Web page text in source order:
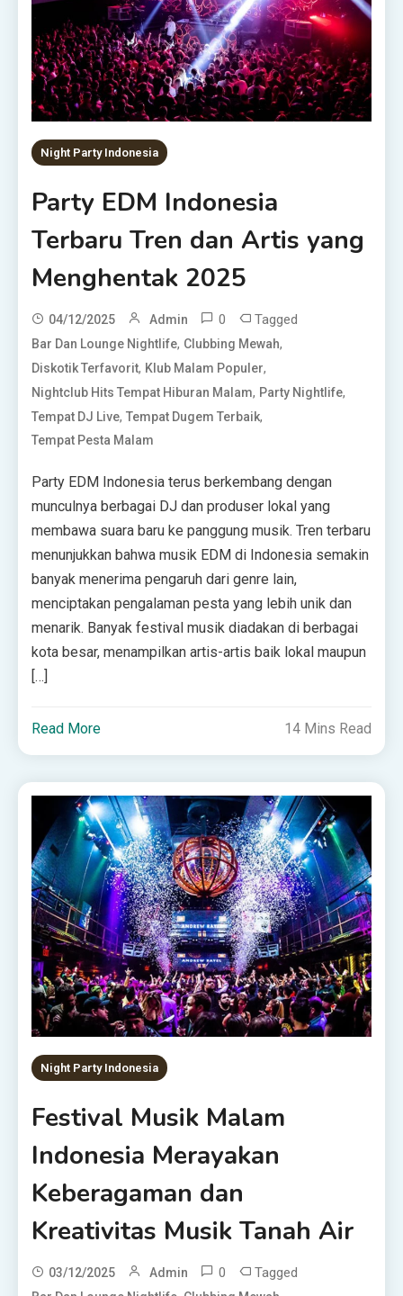
Night Party Indonesia
Party EDM Indonesia
Terbaru Tren dan Artis yang
Menghentak 2025
04/12/2025 Admin 0 Tagged
Bar Dan Lounge Nightlife, Clubbing Mewah,
Diskotik Terfavorit, Klub Malam Populer,
Nightclub Hits Tempat Hiburan Malam, Party Nightlife,
Tempat DJ Live,Tempat Dugem Terbaik,
Tempat Pesta Malam
Party EDM Indonesia terus berkembang dengan
munculnya berbagai DJ dan produser lokal yang
membawa suara baru ke panggung musik. Tren terbaru
menunjukkan bahwa musik EDM di Indonesia semakin
banyak menerima pengaruh dari genre lain,
menciptakan pengalaman pesta yang lebih unik dan
menarik. Banyak festival musik diadakan di berbagai
kota besar, menampilkan artis-artis baik lokal maupun
[…]
Read More 14 Mins Read
Night Party Indonesia
Festival Musik Malam
Indonesia Merayakan
Keberagaman dan
Kreativitas Musik Tanah Air
03/12/2025 Admin 0 Tagged